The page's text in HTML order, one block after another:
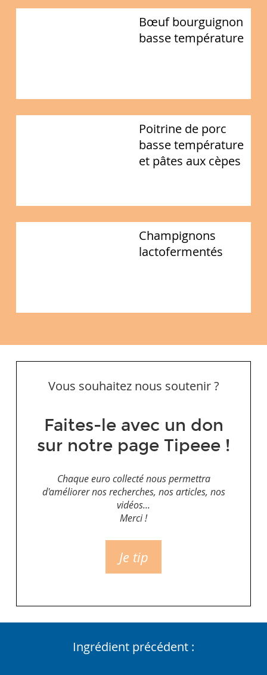
Bœuf bourguignon
basse température
Poitrine de porc
basse température
et pâtes aux cèpes
Champignons
lactofermentés
Vous souhaitez nous soutenir ?
Faites-le avec un don
sur notre page Tipeee !
Chaque euro collecté nous permettra
d'améliorer nos recherches, nos articles, nos
vidéos...
Merci !
Je tip
Ingrédient précédent :